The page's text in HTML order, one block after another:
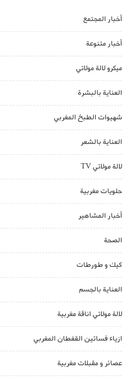
أخبار المجتمع
أخبار متنوعة
ميكرو لالة مولاتي
العناية بالبشرة
شهيوات الطبخ المغربي
العناية بالشعر
لالة مولاتي TV
حلويات مغربية
أخبار المشاهير
الصحة
كيك و طورطات
العناية بالجسم
لالة مولاتي اناقة مغربية
ازياء فساتين القفطان المغربي
عصائر و مقبلات مغربية